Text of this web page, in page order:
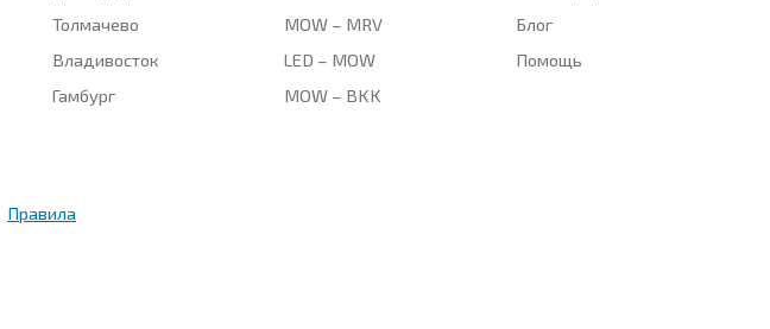
Толмачево
Владивосток
Гамбург
MOW – MRV
LED – MOW
MOW – BKK
Блог
Помощь
Правила